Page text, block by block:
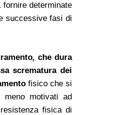
fornire determinate
successive fasi di
, che dura
scrematura dei
fisico che si
motivati ad
fisica di